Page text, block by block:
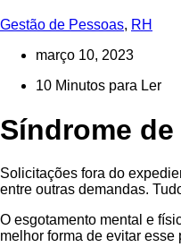
Gestão de Pessoas, RH
março 10, 2023
10 Minutos para Ler
Síndrome
Solicitações fora do
entre outras demandas.
O esgotamento mental e
melhor forma de evitar esse